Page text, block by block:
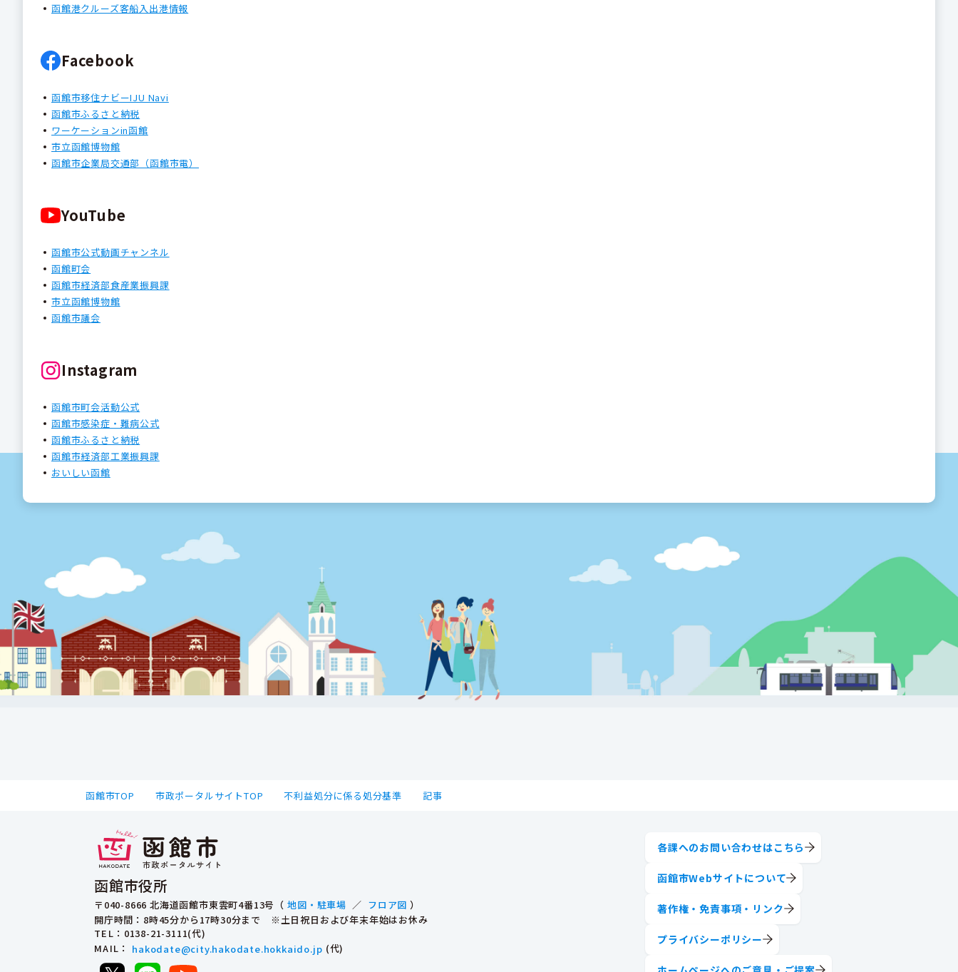
函館港クルーズ客船入出港情報
Facebook
函館市移住ナビーIJU Navi
函館市ふるさと納税
ワーケーションin函館
市立函館博物館
函館市企業局交通部（函館市電）
YouTube
函館市公式動画チャンネル
函館町会
函館市経済部食産業振興課
市立函館博物館
函館市議会
Instagram
函館市町会活動公式
函館市感染症・難病公式
函館市ふるさと納税
函館市経済部工業振興課
おいしい函館
函館市TOP 市政ポータルサイトTOP 不利益処分に係る処分基準 記事
函館市役所
〒040-8666 北海道函館市東雲町4番13号（ 地図・駐車場 ／ フロア図 ）
開庁時間：8時45分から17時30分まで ※土日祝日および年末年始はお休み
TEL ：0138-21-3111(代)
MAIL ： hakodate@city.hakodate.hokkaido.jp (代)
各課へのお問い合わせはこちら
函館市Webサイトについて
著作権・免責事項・リンク
プライバシーポリシー